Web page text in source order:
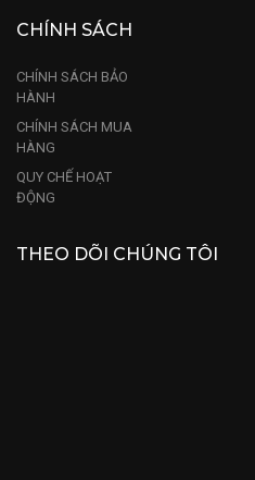
CHÍNH SÁCH
CHÍNH SÁCH BẢO
HÀNH
CHÍNH SÁCH MUA
HÀNG
QUY CHẾ HOẠT
ĐỘNG
THEO DÕI CHÚNG TÔI